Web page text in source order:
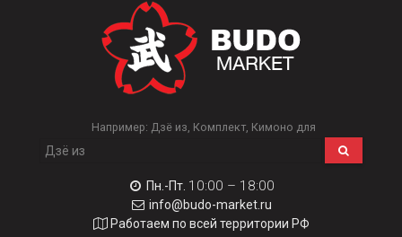
Например: Дзё из Комплект Кимоно для
Пн.-Пт. 10:00 – 18:00
info@budo-market.ru
Работаем по всей территории РФ